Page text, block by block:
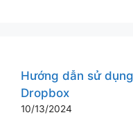
Hướng dẫn sử
Dropbox
10/13/2024